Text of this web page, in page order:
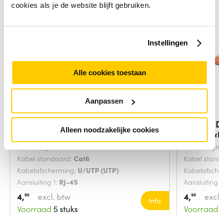
cookies als je de website blijft gebruiken.
Instellingen
Alle cookies toestaan
Aanpassen
Alleen noodzakelijke cookies
netwerkkabel Blauw
Kabel standaard: Cat6
Kabelafscherming: U/UTP (UTP)
Aansluiting 1: RJ-45
4,90
excl. btw
Voorraad 5 stuks
Info
Digitus
Kabel
4,90
Voorraad